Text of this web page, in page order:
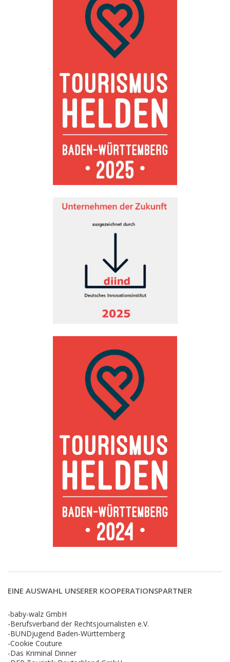
EINE AUSWAHL UNSERER KOOPERATIONSPARTNER
-baby-walz GmbH
-Berufsverband der Rechtsjournalisten e.V.
-BUNDjugend Baden-Württemberg
-Cookie Couture
-Das Kriminal Dinner